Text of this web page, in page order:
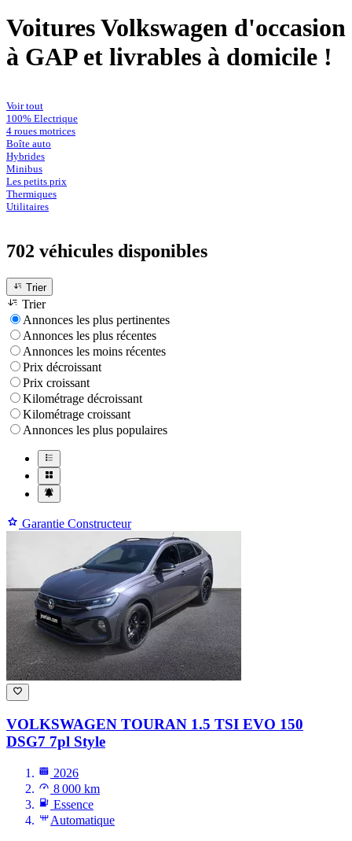
Voitures Volkswagen d'occasion
à GAP et livrables à domicile !
Voir tout
100% Electrique
4 roues motrices
Boîte auto
Hybrides
Minibus
Les petits prix
Thermiques
Utilitaires
702 véhicules disponibles
Trier
Trier
Annonces les plus pertinentes
Annonces les plus récentes
Annonces les moins récentes
Prix décroissant
Prix croissant
Kilométrage décroissant
Kilométrage croissant
Annonces les plus populaires
Garantie Constructeur
VOLKSWAGEN TOURAN 1.5 TSI EVO 150
DSG7 7pl Style
2026
8 000 km
Essence
Automatique